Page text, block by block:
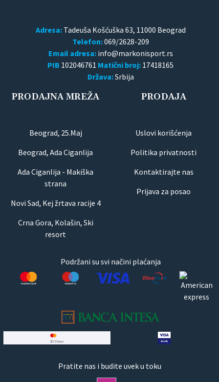
Adresa:Tadeuša Košćuška 63, 11000 Beograd
Telefon:069/2628-209
Email adresa:
PIB 102046761 Matični broj: 17418165
Država:Srbija
PRODAJNA MREŽA
Beograd, 25.Maj
Beograd, Ada Ciganlija
Ada Ciganlija - Makiška
strana
Novi Sad, Kej žrtava racije 4
Crna Gora, Kolašin, Ski
resort
PRODAJA
Uslovi korišćenja
Politika privatnosti
Kontaktirajte nas
Prijava za posao
Podržani su svi načini plaćanja
Pratite nas i budite uvek u toku